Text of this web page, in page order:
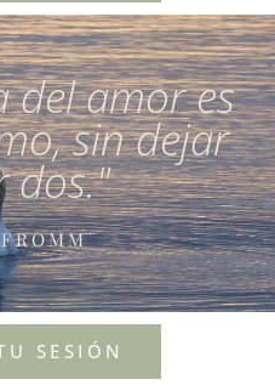
del amor es
sin dejar
dos."
SESIÓN